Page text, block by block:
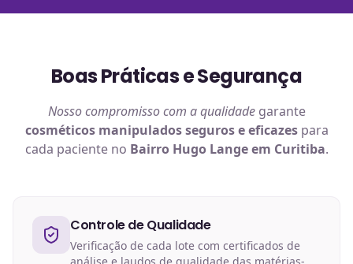
Boas Práticas e Segurança
Nosso compromisso com a qualidadegarante
cosméticos manipuladosseguros e eficazespara
cada paciente no Bairro Hugo Lange em Curitiba.
Controle de Qualidade
Verificação de cada lote com certificados de